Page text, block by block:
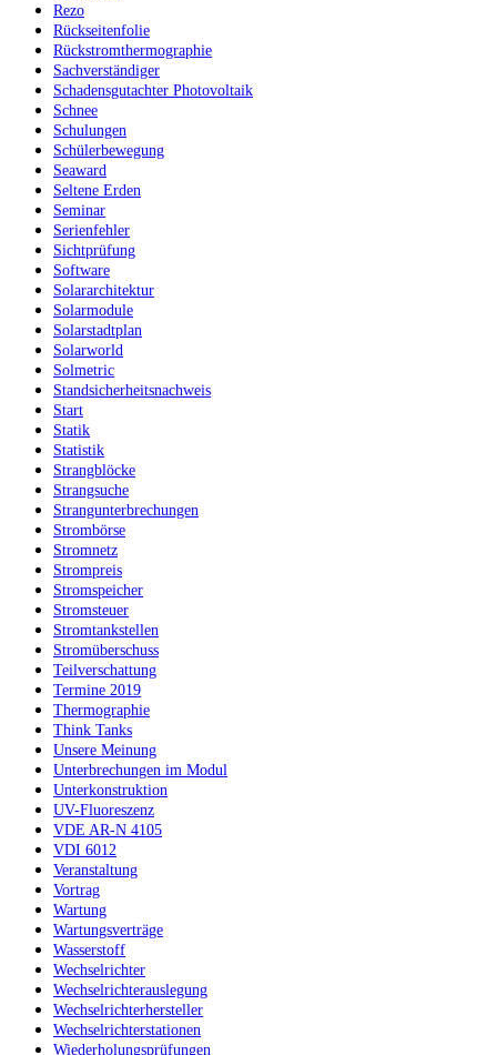
Rezo
Rückseitenfolie
Rückstromthermographie
Sachverständiger
Schadensgutachter Photovoltaik
Schnee
Schulungen
Schülerbewegung
Seaward
Seltene Erden
Seminar
Serienfehler
Sichtprüfung
Software
Solararchitektur
Solarmodule
Solarstadtplan
Solarworld
Solmetric
Standsicherheitsnachweis
Start
Statik
Statistik
Strangblöcke
Strangsuche
Strangunterbrechungen
Strombörse
Stromnetz
Strompreis
Stromspeicher
Stromsteuer
Stromtankstellen
Stromüberschuss
Teilverschattung
Termine 2019
Thermographie
Think Tanks
Unsere Meinung
Unterbrechungen im Modul
Unterkonstruktion
UV-Fluoreszenz
VDE AR-N 4105
VDI 6012
Veranstaltung
Vortrag
Wartung
Wartungsverträge
Wasserstoff
Wechselrichter
Wechselrichterauslegung
Wechselrichterhersteller
Wechselrichterstationen
Wiederholungsprüfungen